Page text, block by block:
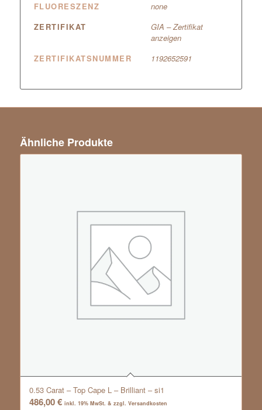
FLUORESZENZ
none
ZERTIFIKAT
GIA – Zertifikat
anzeigen
ZERTIFIKATSNUMMER
1192652591
Ähnliche Produkte
0.53 Carat – Top Cape L – Brilliant – si1
486,00€ inkl. 19% MwSt. & zzgl. Versandkosten